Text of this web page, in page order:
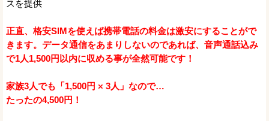
スを提供
正直、格安SIMを使えば携帯電話の料金は激安にすることがで
きます。データ通信をあまりしないのであれば、音声通話込み
で1人1,500円以内に収める事が全然可能です！
家族3人でも「1,500円 × 3人」なので…
たったの4,500円！